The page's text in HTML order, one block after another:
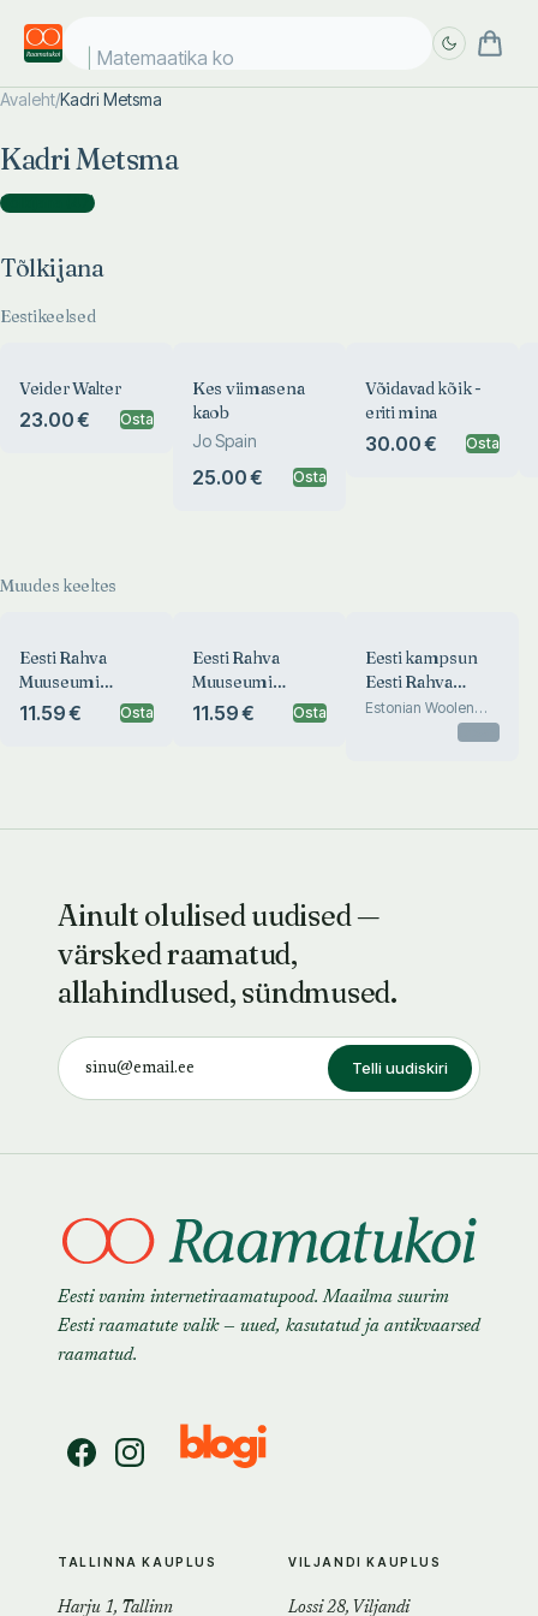
Matemaatika kos
Avaleht/Kadri Metsma
Kadri Metsma
Tõlkijana )
Tõlkijana
Eestikeelsed
Veider Walter
23.00 € Osta
Kes viimasena
kaob
Jo Spain
25.00 € Osta
Võidavad kõik -
eriti mina
30.00 € Osta
Muudes keeltes
Eesti Rahva
Muuseumi
aastaraamat
11.59 € Osta
Eesti Rahva
Muuseumi
aastaraamat
11.59 € Osta
Eesti kampsun
Eesti Rahva
Muuseumi
Estonian Woolen
Jacket from the
Collection of the
Ainult olulised uudised —
värsked raamatud,
allahindlused, sündmused.
Telli uudiskiri
Eesti vanim internetiraamatupood. Maailma suurim
Eesti raamatute valik — uued, kasutatud ja antikvaarsed
raamatud.
TALLINNA KAUPLUS
Harju 1, Tallinn
VILJANDI KAUPLUS
Lossi 28, Viljandi